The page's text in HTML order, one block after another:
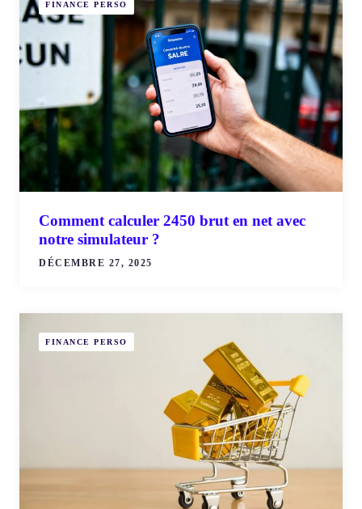
FINANCE PERSO
Comment calculer 2450 brut en net avec
notre simulateur ?
DÉCEMBRE 27, 2025
FINANCE PERSO